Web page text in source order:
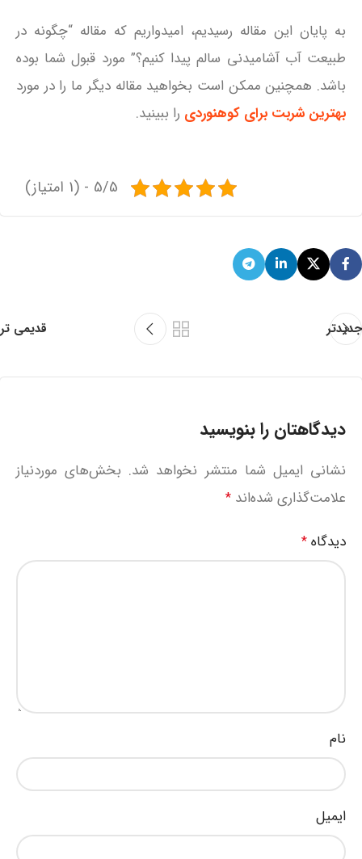
به پایان این مقاله رسیدیم، امیدواریم که مقاله “چگونه در
طبیعت آب آشامیدنی سالم پیدا کنیم؟” مورد قبول شما بوده
باشد. همچنین ممکن است بخواهید مقاله دیگر ما را در مورد
بهترین شربت برای کوهنوردی را ببینید.
5/5 - (1 امتیاز)
جدیدتر قدیمی تر
دیدگاهتان را بنویسید
نشانی ایمیل شما منتشر نخواهد شد. بخش‌های موردنیاز
علامت‌گذاری شده‌اند *
دیدگاه *
نام
ایمیل